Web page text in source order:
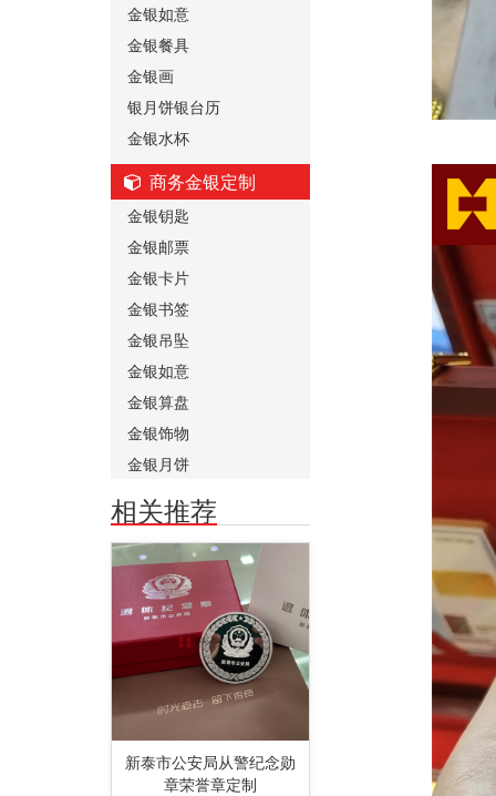
金银如意
金银餐具
金银画
银月饼银台历
金银水杯
商务金银定制
金银钥匙
金银邮票
金银卡片
金银书签
金银吊坠
金银如意
金银算盘
金银饰物
金银月饼
相关推荐
新泰市公安局从警纪念勋
章荣誉章定制